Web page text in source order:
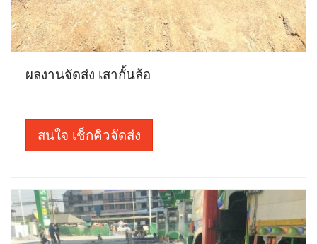
ผลงานจัดส่ง เสากั้นล้อ
สนใจ เช็กคิวจัดส่ง